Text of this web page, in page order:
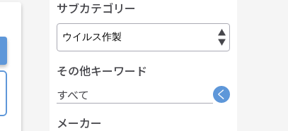
サブカテゴリー
その他キーワード
すべて
く
メーカー